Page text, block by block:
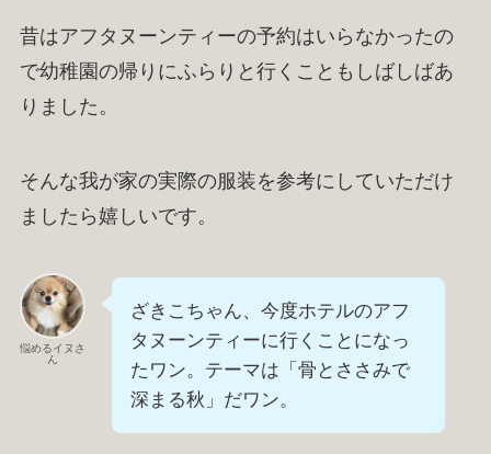
昔はアフタヌーンティーの予約はいらなかったの
で幼稚園の帰りにふらりと行くこともしばしばあ
りました。
そんな我が家の実際の服装を参考にしていただけ
ましたら嬉しいです。
悩めるイヌさ
ん
ざきこちゃん、今度ホテルのアフ
タヌーンティーに行くことになっ
たワン。テーマは「骨とささみで
深まる秋」だワン。